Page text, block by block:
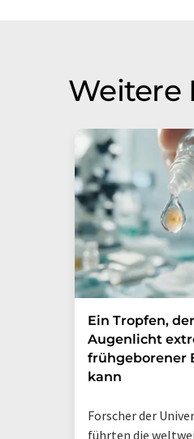
Weitere
Ein Tropfen,
Augenlicht
frühgeborener
kann
Forscher der
führten die